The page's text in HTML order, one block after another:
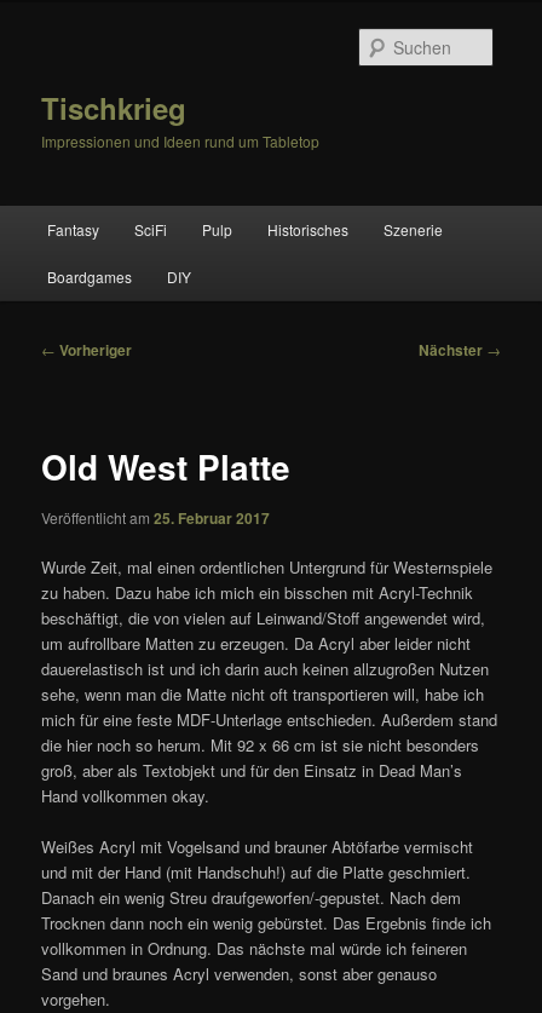
Tischkrieg
Impressionen und Ideen rund um Tabletop
Fantasy SciFi Pulp Historisches Szenerie
Boardgames DIY
Beitragsnavigation
← Vorheriger Nächster →
Old West Platte
Veröffentlicht am25. Februar 2017
Wurde Zeit, mal einen ordentlichen Untergrund für Westernspiele
zu haben. Dazu habe ich mich ein bisschen mit Acryl-Technik
beschäftigt, die von vielen auf Leinwand/Stoff angewendet wird,
um aufrollbare Matten zu erzeugen. Da Acryl aber leider nicht
dauerelastisch ist und ich darin auch keinen allzugroßen Nutzen
sehe, wenn man die Matte nicht oft transportieren will, habe ich
mich für eine feste MDF-Unterlage entschieden. Außerdem stand
die hier noch so herum. Mit 92 x 66 cm ist sie nicht besonders
groß, aber als Textobjekt und für den Einsatz in Dead Man’s
Hand vollkommen okay.
Weißes Acryl mit Vogelsand und brauner Abtöfarbe vermischt
und mit der Hand (mit Handschuh!) auf die Platte geschmiert.
Danach ein wenig Streu draufgeworfen/-gepustet. Nach dem
Trocknen dann noch ein wenig gebürstet. Das Ergebnis finde ich
vollkommen in Ordnung. Das nächste mal würde ich feineren
Sand und braunes Acryl verwenden, sonst aber genauso
vorgehen.